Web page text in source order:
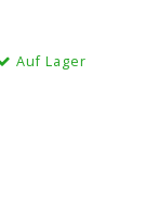
Auf Lager